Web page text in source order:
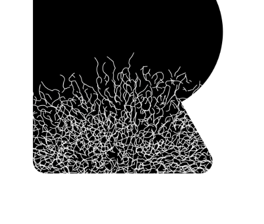
vivant » pourrait bien dessiner un autre chemin
engageant dans un environnement toujours plus
fluctuant, contre les fragilités systémiques de la
Le monde de la robustesse nous fait quitter le monde
du burnout (des humains comme des écosystèmes)
et ouvre, dans un monde fini, un infini des possibles.
Ceux qui sauront appliquer ses lois – entreprises,
collectivités, associations – en tireront un avantage
décisif, en particulier à l’heure des turbulences
écologiques, sociales, économiques et géopolitiques.